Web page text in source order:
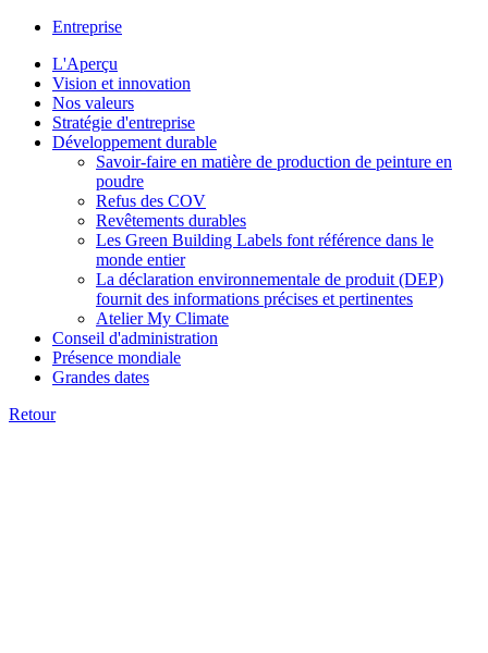
Entreprise
L'Aperçu
Vision et innovation
Nos valeurs
Stratégie d'entreprise
Développement durable
Savoir-faire en matière de production de peinture en
poudre
Refus des COV
Revêtements durables
Les Green Building Labels font référence dans le
monde entier
La déclaration environnementale de produit (DEP)
fournit des informations précises et pertinentes
Atelier My Climate
Conseil d'administration
Présence mondiale
Grandes dates
Retour